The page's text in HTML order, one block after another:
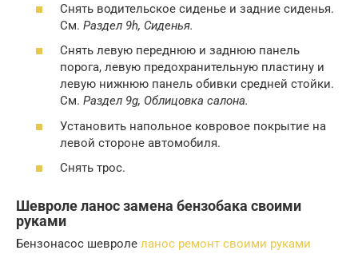
Снять водительское сиденье и задние сиденья.
См. Раздел 9h, Сиденья.
Снять левую переднюю и заднюю панель
порога, левую предохранительную пластину и
левую нижнюю панель обивки средней стойки.
См. Раздел 9g, Облицовка салона.
Установить напольное ковровое покрытие на
левой стороне автомобиля.
Снять трос.
Шевроле ланос замена бензобака своими
руками
Бензонасос шевроле ланос ремонт своими руками